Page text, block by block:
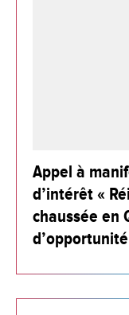
Appel à
d’intérêt «
chaussée en